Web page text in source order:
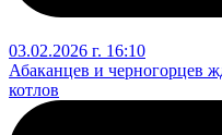
03.02.2026 г. 16:10
Абаканцев и черногорцев
котлов